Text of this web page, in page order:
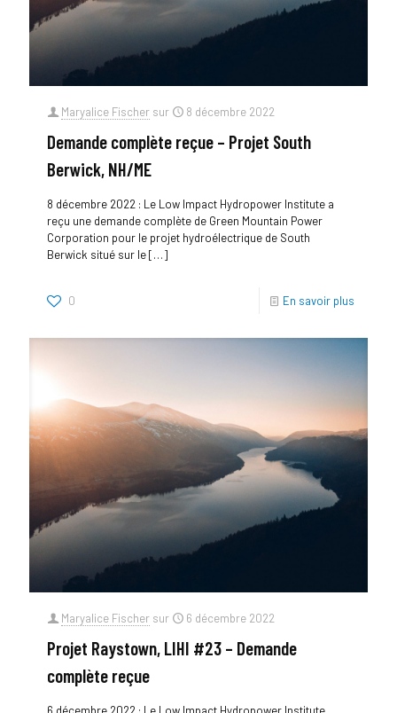
Maryalice Fischer sur 8 décembre 2022
Demande complète reçue – Projet South
Berwick, NH/ME
8 décembre 2022 : Le Low Impact Hydropower Institute a
reçu une demande complète de Green Mountain Power
Corporation pour le projet hydroélectrique de South
Berwick situé sur le[…]
0 En savoir plus
Maryalice Fischer sur 6 décembre 2022
Projet Raystown, LIHI #23 – Demande
complète reçue
6 décembre 2022 : Le Low Impact Hydropower Institute